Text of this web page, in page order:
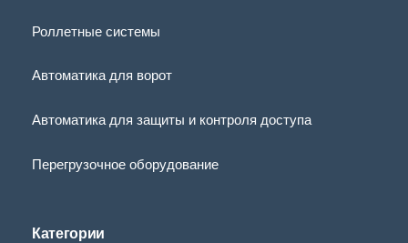
Роллетные системы
Автоматика для ворот
Автоматика для защиты и контроля доступа
Перегрузочное оборудование
Категории